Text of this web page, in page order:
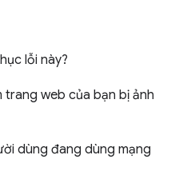
lỗi này?
web của bạn bị ảnh
dùng đang dùng mạng